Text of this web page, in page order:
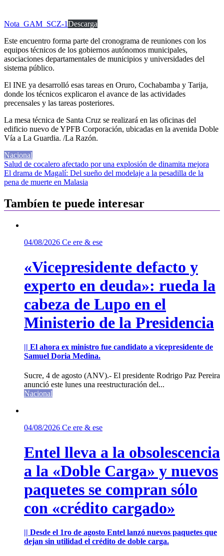
Nota_GAM_SCZ-1Descarga
Este encuentro forma parte del cronograma de reuniones con los
equipos técnicos de los gobiernos autónomos municipales,
asociaciones departamentales de municipios y universidades del
sistema público.
El INE ya desarrolló esas tareas en Oruro, Cochabamba y Tarija,
donde los técnicos explicaron el avance de las actividades
precensales y las tareas posteriores.
La mesa técnica de Santa Cruz se realizará en las oficinas del
edificio nuevo de YPFB Corporación, ubicadas en la avenida Doble
Vía a La Guardia. /La Razón.
Nacional
Navegación
de
Salud de cocalero afectado por una explosión de dinamita mejora
El drama de Magalí: Del sueño del modelaje a la pesadilla de la
pena de muerte en Malasia
Tambíen te puede interesar
04/08/2026 Ce ere & ese
«Vicepresidente defacto y
experto en deuda»: rueda la
cabeza de Lupo en el
Ministerio de la Presidencia
|| El ahora ex ministro fue candidato a vicepresidente de
Samuel Doria Medina.
Sucre, 4 de agosto (ANV).- El presidente Rodrigo Paz Pereira
anunció este lunes una reestructuración del...
Nacional
04/08/2026 Ce ere & ese
Entel lleva a la obsolescencia
a la «Doble Carga» y nuevos
paquetes se compran sólo
con «crédito cargado»
|| Desde el 1ro de agosto Entel lanzó nuevos paquetes que
dejan sin utilidad el crédito de doble carga.